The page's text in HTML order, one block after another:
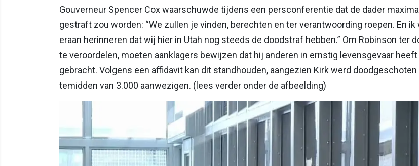
Gouverneur Spencer Cox waarschuwde tijdens een persconferentie dat de dader
gestraft zou worden: “We zullen je vinden, berechten en ter verantwoording roepen. En ik
eraan herinneren dat wij hier in Utah nog steeds de doodstraf hebben.” Om Robinson ter
te veroordelen, moeten aanklagers bewijzen dat hij anderen in ernstig levensgevaar heeft
gebracht. Volgens een affidavit kan dit standhouden, aangezien Kirk werd doodgeschoten
temidden van 3.000 aanwezigen. (lees verder onder de afbeelding)